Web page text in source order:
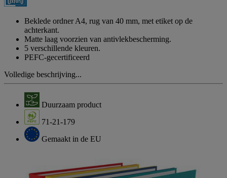
Beklede ordner A4, rug van 40 mm, met etiket op de
achterkant.
Matte laag voorzien van antivlekbescherming.
5 verschillende kleuren.
PEFC-gecertificeerd
Volledige beschrijving...
Duurzaam product
71-21-179
Gemaakt in de EU